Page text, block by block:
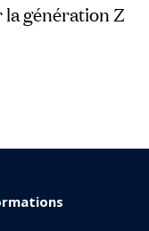
génération Z